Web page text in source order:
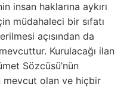
insan haklarına aykırı
müdahaleci bir sıfatı
açısından da
Kurulacağı ilan
Sözcüsü’nün
mevcut olan ve hiçbir